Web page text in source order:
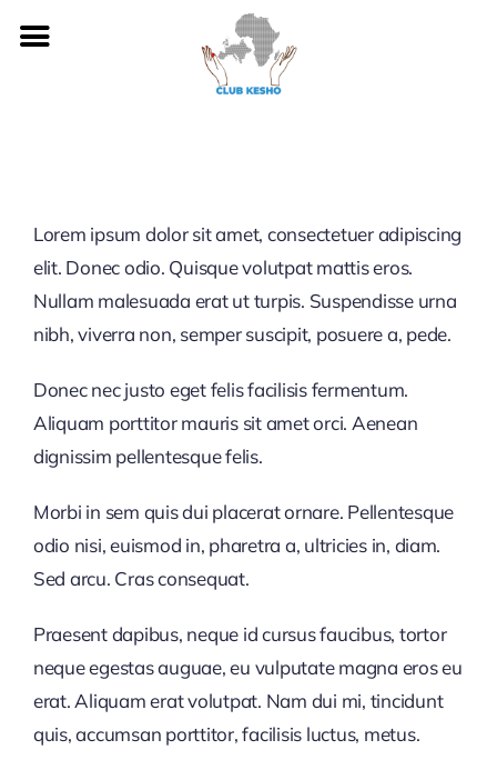
Lorem ipsum dolor sit amet, consectetuer adipiscing
elit. Donec odio. Quisque volutpat mattis eros.
Nullam malesuada erat ut turpis. Suspendisse urna
nibh, viverra non, semper suscipit, posuere a, pede.
Donec nec justo eget felis facilisis fermentum.
Aliquam porttitor mauris sit amet orci. Aenean
dignissim pellentesque felis.
Morbi in sem quis dui placerat ornare. Pellentesque
odio nisi, euismod in, pharetra a, ultricies in, diam.
Sed arcu. Cras consequat.
Praesent dapibus, neque id cursus faucibus, tortor
neque egestas auguae, eu vulputate magna eros eu
erat. Aliquam erat volutpat. Nam dui mi, tincidunt
quis, accumsan porttitor, facilisis luctus, metus.